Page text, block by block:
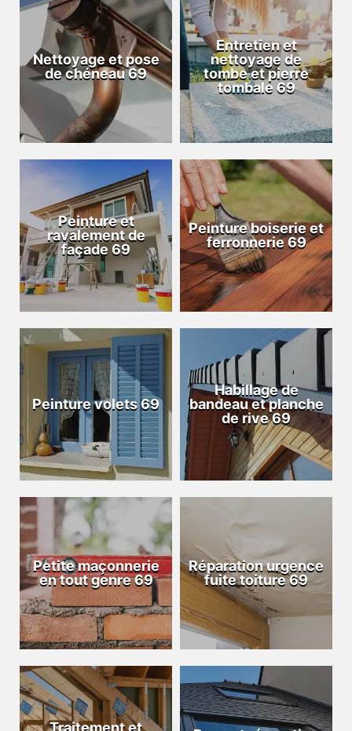
Nettoyage et pose
de chéneau 69
Entretien et
nettoyage de
tombe et pierre
tombale 69
Peinture et
ravalement de
façade 69
Peinture boiserie et
ferronnerie 69
Peinture volets 69
Habillage de
bandeau et planche
de rive 69
Petite maçonnerie
en tout genre 69
Réparation urgence
fuite toiture 69
Traitement et